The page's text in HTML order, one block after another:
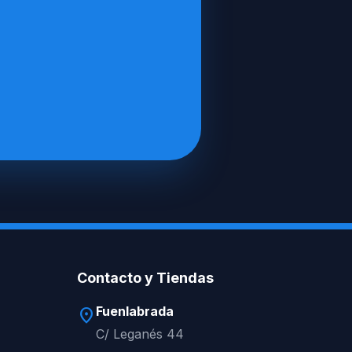
Contacto y Tiendas
location_on Fuenlabrada
C/ Leganés 44